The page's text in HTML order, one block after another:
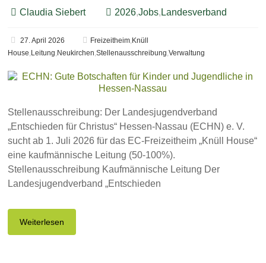
Claudia Siebert 2026,Jobs, Landesverband
27. April 2026 Freizeitheim, Knüll
House, Leitung, Neukirchen,Stellenausschreibung,Verwaltung
Stellenausschreibung: Der Landesjugendverband
„Entschieden für Christus“ Hessen-Nassau (ECHN) e. V.
sucht ab 1. Juli 2026 für das EC-Freizeitheim „Knüll House“
eine kaufmännische Leitung (50-100%).
Stellenausschreibung Kaufmännische Leitung Der
Landesjugendverband „Entschieden
Weiterlesen